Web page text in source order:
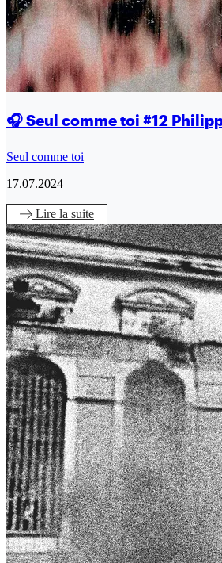
🎧 Seul comme toi #12
Seul comme toi
17.07.2024
Lire la suite